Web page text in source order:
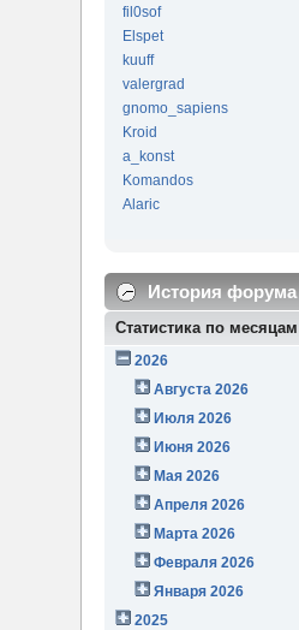
fil0sof
Elspet
kuuff
valergrad
gnomo_sapiens
Kroid
a_konst
Komandos
Alaric
История форума
Статистика по месяцам
2026
Августа 2026
Июля 2026
Июня 2026
Мая 2026
Апреля 2026
Марта 2026
Февраля 2026
Января 2026
2025